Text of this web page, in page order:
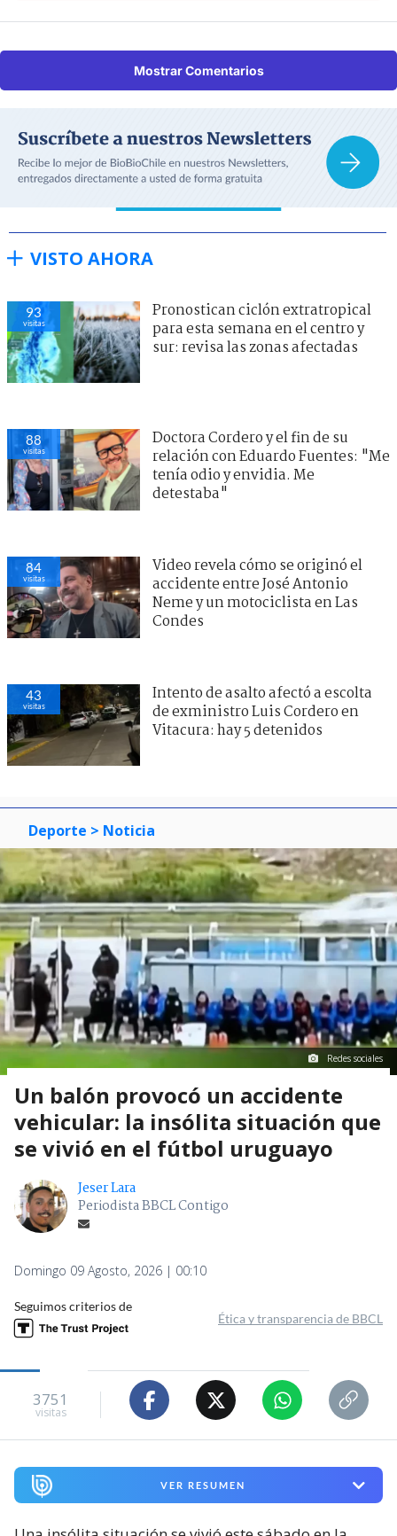
Mostrar Comentarios
VISTO AHORA
93
visitas
Pronostican ciclón extratropical
para esta semana en el centro y
sur: revisa las zonas afectadas
88
visitas
Doctora Cordero y el fin de su
relación con Eduardo Fuentes: "Me
tenía odio y envidia. Me
detestaba"
84
visitas
Video revela cómo se originó el
accidente entre José Antonio
Neme y un motociclista en Las
Condes
43
visitas
Intento de asalto afectó a escolta
de exministro Luis Cordero en
Vitacura: hay 5 detenidos
Deporte > Noticia
Redes sociales
Un balón provocó un accidente
vehicular: la insólita situación que
se vivió en el fútbol uruguayo
Jeser Lara
Periodista BBCL Contigo
Domingo 09 Agosto, 2026 | 00:10
Seguimos criterios de
Ética y transparencia de BBCL
3751
visitas
VER RESUMEN